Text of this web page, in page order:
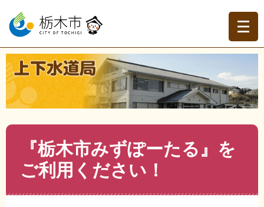
ー
の
先
頭
で
す。
ニ
ー
を
飛
ば
し
て
本
現在地
トップページ > 上下水道局 >お客様へ>水道料金・下水
道使用料等について知りたい
>『栃木市みずぽーたる』
をご利用ください！
『栃木市みずぽーたる』を
ご利用ください！